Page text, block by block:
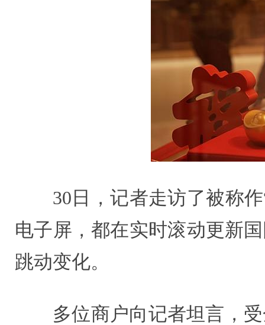
30日，记者走访了被称
电子屏，都在实时滚动更新
跳动变化。
多位商户向记者坦言，